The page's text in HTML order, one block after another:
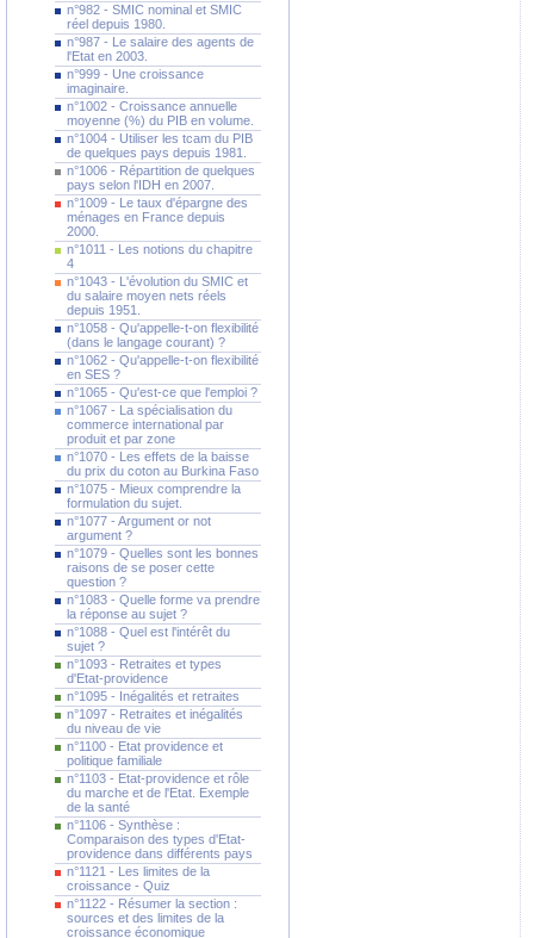
n°982 - SMIC nominal et SMIC
réel depuis 1980.
n°987 - Le salaire des agents de
l'Etat en 2003.
n°999 - Une croissance
imaginaire.
n°1002 - Croissance annuelle
moyenne (%) du PIB en volume.
n°1004 - Utiliser les tcam du PIB
de quelques pays depuis 1981.
n°1006 - Répartition de quelques
pays selon l'IDH en 2007.
n°1009 - Le taux d'épargne des
ménages en France depuis
2000.
n°1011 - Les notions du chapitre
4
n°1043 - L'évolution du SMIC et
du salaire moyen nets réels
depuis 1951.
n°1058 - Qu'appelle-t-on flexibilité
(dans le langage courant) ?
n°1062 - Qu'appelle-t-on flexibilité
en SES ?
n°1065 - Qu'est-ce que l'emploi ?
n°1067 - La spécialisation du
commerce international par
produit et par zone
n°1070 - Les effets de la baisse
du prix du coton au Burkina Faso
n°1075 - Mieux comprendre la
formulation du sujet.
n°1077 - Argument or not
argument ?
n°1079 - Quelles sont les bonnes
raisons de se poser cette
question ?
n°1083 - Quelle forme va prendre
la réponse au sujet ?
n°1088 - Quel est l'intérêt du
sujet ?
n°1093 - Retraites et types
d'Etat-providence
n°1095 - Inégalités et retraites
n°1097 - Retraites et inégalités
du niveau de vie
n°1100 - Etat providence et
politique familiale
n°1103 - Etat-providence et rôle
du marche et de l'Etat. Exemple
de la santé
n°1106 - Synthèse :
Comparaison des types d'Etat-
providence dans différents pays
n°1121 - Les limites de la
croissance - Quiz
n°1122 - Résumer la section :
sources et des limites de la
croissance économique